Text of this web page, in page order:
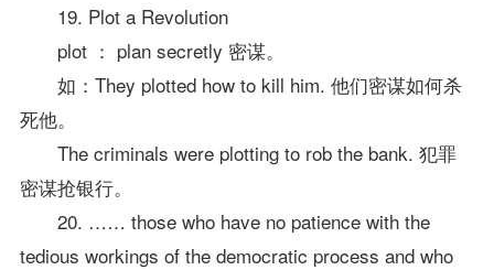
19. Plot a Revolution
plot ： plan secretly 密谋。
如：They plotted how to kill him. 他们密谋如何杀
死他。
The criminals were plotting to rob the bank. 犯罪
密谋抢银行。
20. …… those who have no patience with the
tedious workings of the democratic process and who